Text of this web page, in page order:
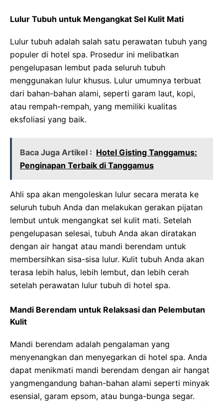
Lulur Tubuh untuk Mengangkat Sel Kulit Mati
Lulur tubuh adalah salah satu perawatan tubuh yang
populer di hotel spa. Prosedur ini melibatkan
pengelupasan lembut pada seluruh tubuh
menggunakan lulur khusus. Lulur umumnya terbuat
dari bahan-bahan alami, seperti garam laut, kopi,
atau rempah-rempah, yang memiliki kualitas
eksfoliasi yang baik.
Baca Juga Artikel : Hotel Gisting Tanggamus:
Penginapan Terbaik di Tanggamus
Ahli spa akan mengoleskan lulur secara merata ke
seluruh tubuh Anda dan melakukan gerakan pijatan
lembut untuk mengangkat sel kulit mati. Setelah
pengelupasan selesai, tubuh Anda akan diratakan
dengan air hangat atau mandi berendam untuk
membersihkan sisa-sisa lulur. Kulit tubuh Anda akan
terasa lebih halus, lebih lembut, dan lebih cerah
setelah perawatan lulur tubuh di hotel spa.
Mandi Berendam untuk Relaksasi dan Pelembutan
Kulit
Mandi berendam adalah pengalaman yang
menyenangkan dan menyegarkan di hotel spa. Anda
dapat menikmati mandi berendam dengan air hangat
yangmengandung bahan-bahan alami seperti minyak
esensial, garam epsom, atau bunga-bunga segar.